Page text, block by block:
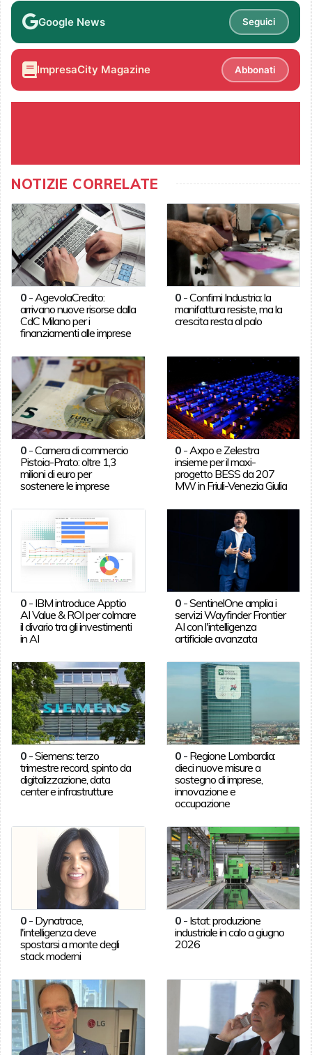
Google News Seguici
ImpresaCity Magazine Abbonati
NOTIZIE CORRELATE
0- AgevolaCredito:
arrivano nuove risorse dalla
CdC Milano per i
finanziamenti alle imprese
0 -Confimi Industria: la
manifattura resiste, ma la
crescita resta al palo
0-Camera di commercio
Pistoia-Prato: oltre 1,3
milioni di euro per
sostenere le imprese
0 - Axpo e Zelestra
insieme per il maxi-
progetto BESS da 207
MW in Friuli-Venezia Giulia
0- IBM introduce Apptio
AI Value & ROI per colmare
il divario tra gli investimenti
in AI
0 -SentinelOne amplia i
servizi Wayfinder Frontier
AI con l'intelligenza
artificiale avanzata
0-Siemens: terzo
trimestre record, spinto da
digitalizzazione, data
center e infrastrutture
0 - Regione Lombardia:
dieci nuove misure a
sostegno di imprese,
innovazione e
occupazione
0- Dynatrace,
l'intelligenza deve
spostarsi a monte degli
stack moderni
0 - Istat: produzione
industriale in calo a giugno
2026